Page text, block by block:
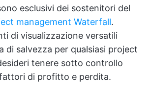
esclusivi dei sostenitori del
management Waterfall.
di visualizzazione versatili
di salvezza per qualsiasi project
tenere sotto controllo
di profitto e perdita.